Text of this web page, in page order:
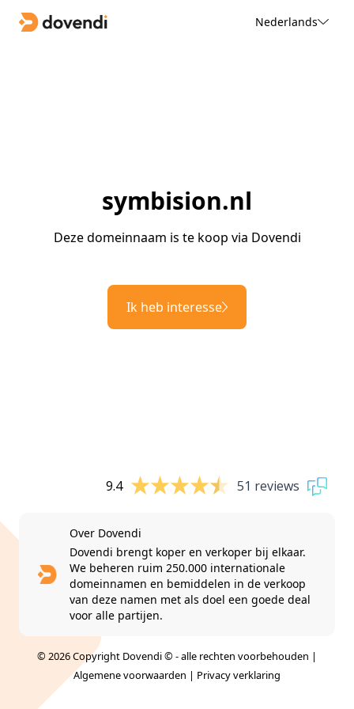
Nederlands
symbision.nl
Deze domeinnaam is te koop via Dovendi
Ik heb interesse
9.4 51 reviews
Over Dovendi
Dovendi brengt koper en verkoper bij elkaar.
We beheren ruim 250.000 internationale
domeinnamen en bemiddelen in de verkoop
van deze namen met als doel een goede deal
voor alle partijen.
© 2026 Copyright Dovendi © - alle rechten voorbehouden |
Algemene voorwaarden | Privacy verklaring